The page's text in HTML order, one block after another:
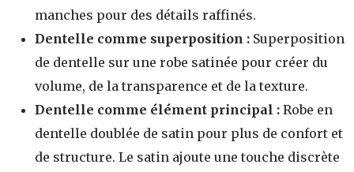
manches pour des détails raffinés.
Dentelle comme superposition : Superposition
de dentelle sur une robe satinée pour créer du
volume, de la transparence et de la texture.
Dentelle comme élément principal : Robe en
dentelle doublée de satin pour plus de confort et
de structure. Le satin ajoute une touche discrète